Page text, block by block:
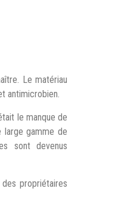
Le matériau
antimicrobien.
le manque de
gamme de
sont devenus
propriétaires